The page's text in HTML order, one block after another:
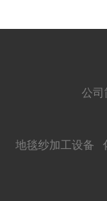
公司
地毯纱加工设备